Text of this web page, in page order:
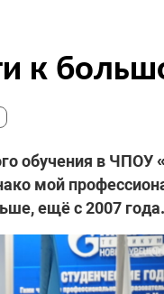
к
обучения в ЧПОУ
мой
ещё с 2007 года.